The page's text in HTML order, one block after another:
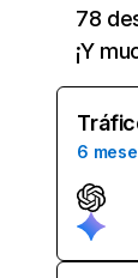
78
¡Y
6